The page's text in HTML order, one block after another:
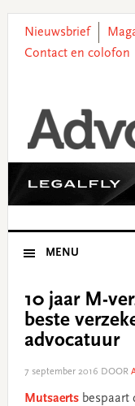
primary
main
primary
footer
Nieuwsbrief
Contact en colofon
MENU
10 jaar M-
beste
advocatuur
7 september 2016 DOOR
Mutsaertsbespaart